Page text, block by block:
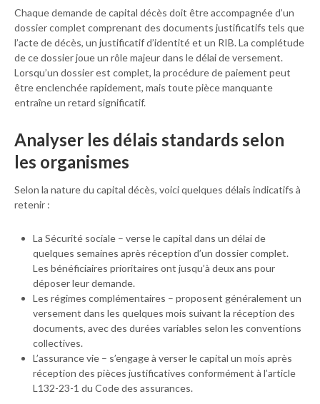
Chaque demande de capital décès doit être accompagnée d’un
dossier complet comprenant des documents justificatifs tels que
l’acte de décès, un justificatif d’identité et un RIB. La complétude
de ce dossier joue un rôle majeur dans le délai de versement.
Lorsqu’un dossier est complet, la procédure de paiement peut
être enclenchée rapidement, mais toute pièce manquante
entraîne un retard significatif.
Analyser les délais standards selon
les organismes
Selon la nature du capital décès, voici quelques délais indicatifs à
retenir :
La Sécurité sociale – verse le capital dans un délai de
quelques semaines après réception d’un dossier complet.
Les bénéficiaires prioritaires ont jusqu’à deux ans pour
déposer leur demande.
Les régimes complémentaires – proposent généralement un
versement dans les quelques mois suivant la réception des
documents, avec des durées variables selon les conventions
collectives.
L’assurance vie – s’engage à verser le capital un mois après
réception des pièces justificatives conformément à l’article
L132-23-1 du Code des assurances.